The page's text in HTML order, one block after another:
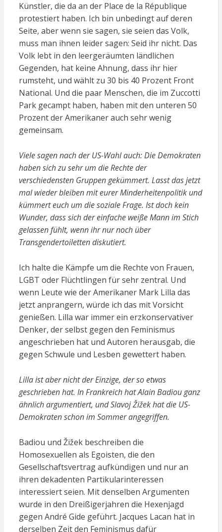
Künstler, die da an der Place de la République
protestiert haben. Ich bin unbedingt auf deren
Seite, aber wenn sie sagen, sie seien das Volk,
muss man ihnen leider sagen: Seid ihr nicht. Das
Volk lebt in den leergeräumten ländlichen
Gegenden, hat keine Ahnung, dass ihr hier
rumsteht, und wählt zu 30 bis 40 Prozent Front
National. Und die paar Menschen, die im Zuccotti
Park gecampt haben, haben mit den unteren 50
Prozent der Amerikaner auch sehr wenig
gemeinsam.
Viele sagen nach der US-Wahl auch: Die Demokraten
haben sich zu sehr um die Rechte der
verschiedensten Gruppen gekümmert. Lasst das jetzt
mal wieder bleiben mit eurer Minderheitenpolitik und
kümmert euch um die soziale Frage. Ist doch kein
Wunder, dass sich der einfache weiße Mann im Stich
gelassen fühlt, wenn ihr nur noch über
Transgendertoiletten diskutiert.
Ich halte die Kämpfe um die Rechte von Frauen,
LGBT oder Flüchtlingen für sehr zentral. Und
wenn Leute wie der Amerikaner Mark Lilla das
jetzt anprangern, würde ich das mit Vorsicht
genießen. Lilla war immer ein erzkonservativer
Denker, der selbst gegen den Feminismus
angeschrieben hat und Autoren herausgab, die
gegen Schwule und Lesben gewettert haben.
Lilla ist aber nicht der Einzige, der so etwas
geschrieben hat. In Frankreich hat Alain Badiou ganz
ähnlich argumentiert, und Slavoj Žižek hat die US-
Demokraten schon im Sommer angegriffen.
Badiou und Žižek beschreiben die
Homosexuellen als Egoisten, die den
Gesellschaftsvertrag aufkündigen und nur an
ihren dekadenten Partikularinteressen
interessiert seien. Mit denselben Argumenten
wurde in den Dreißigerjahren die Hexenjagd
gegen André Gide geführt. Jacques Lacan hat in
derselben Zeit den Feminismus dafür